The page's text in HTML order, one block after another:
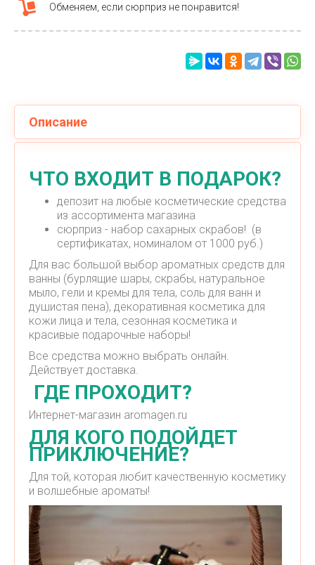
Обменяем, если сюрприз не понравится!
Описание
ЧТО ВХОДИТ В ПОДАРОК?
депозит на любые косметические средства
из ассортимента магазина
сюрприз - набор сахарных скрабов! (в
сертификатах, номиналом от 1000 руб.)
Для вас большой выбор ароматных средств для
ванны (бурлящие шары, скрабы, натуральное
мыло, гели и кремы для тела, соль для ванн и
душистая пена), декоративная косметика для
кожи лица и тела, сезонная косметика и
красивые подарочные наборы!
Все средства можно выбрать онлайн.
Действует доставка.
ГДЕ ПРОХОДИТ?
Интернет-магазин aromagen.ru
ДЛЯ КОГО ПОДОЙДЕТ
ПРИКЛЮЧЕНИЕ?
Для той, которая любит качественную косметику
и волшебные ароматы!